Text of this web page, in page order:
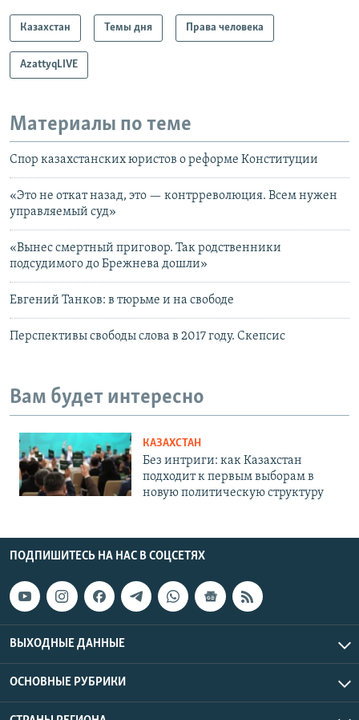
Казахстан Темы дня Права человека
AzattyqLIVE
Материалы по теме
Спор казахстанских юристов о реформе Конституции
«Это не откат назад, это — контрреволюция. Всем нужен
управляемый суд»
«Вынес смертный приговор. Так родственники
подсудимого до Брежнева дошли»
Евгений Танков: в тюрьме и на свободе
Перспективы свободы слова в 2017 году. Скепсис
Вам будет интересно
КАЗАХСТАН
Без интриги: как Казахстан
подходит к первым выборам в
новую политическую структуру
ПОДПИШИТЕСЬ НА НАС В СОЦСЕТЯХ
ВЫХОДНЫЕ ДАННЫЕ
ОСНОВНЫЕ РУБРИКИ